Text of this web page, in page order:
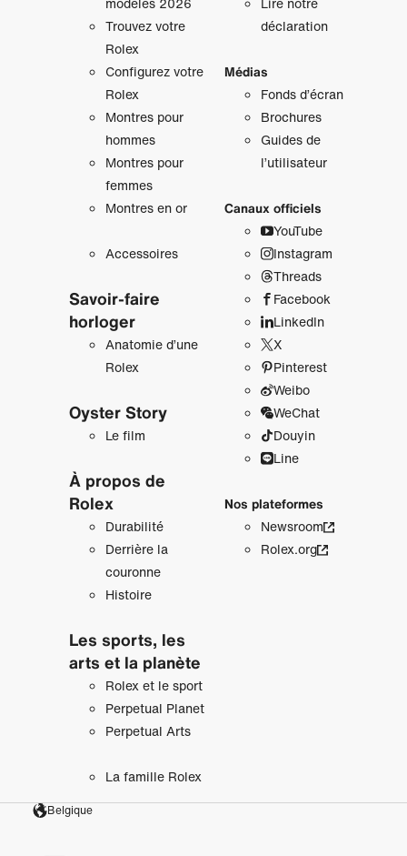
Trouvez votre
Rolex
Configurez votre
Rolex
Montres pour
hommes
Montres pour
femmes
Montres en or
Accessoires
Savoir‑faire
horloger
Anatomie d’une
Rolex
Oyster Story
Le film
À propos de
Rolex
Durabilité
Derrière la
couronne
Histoire
Les sports, les
arts et la planète
Rolex et le sport
Perpetual Planet
Perpetual Arts
La famille Rolex
déclaration
Médias
Fonds d’écran
Brochures
Guides de
l’utilisateur
Canaux officiels
YouTube
Instagram
Threads
Facebook
LinkedIn
X
Pinterest
Weibo
WeChat
Douyin
Line
Nos plateformes
Newsroom
Rolex.org
Belgique